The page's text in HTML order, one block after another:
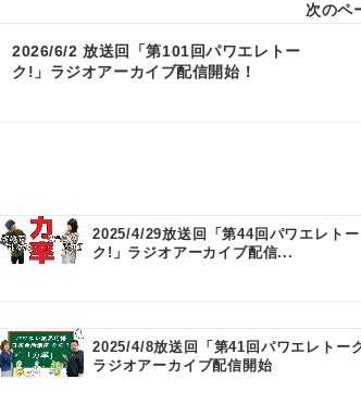
次のペ
2026/6/2 放送回「第101回パワエレトー
ク!」ラジオアーカイブ配信開始！
2025/4/29放送回「第44回パワエレトー
ク!」ラジオアーカイブ配信...
2025/4/8放送回「第41回パワエレトー
ラジオアーカイブ配信開始